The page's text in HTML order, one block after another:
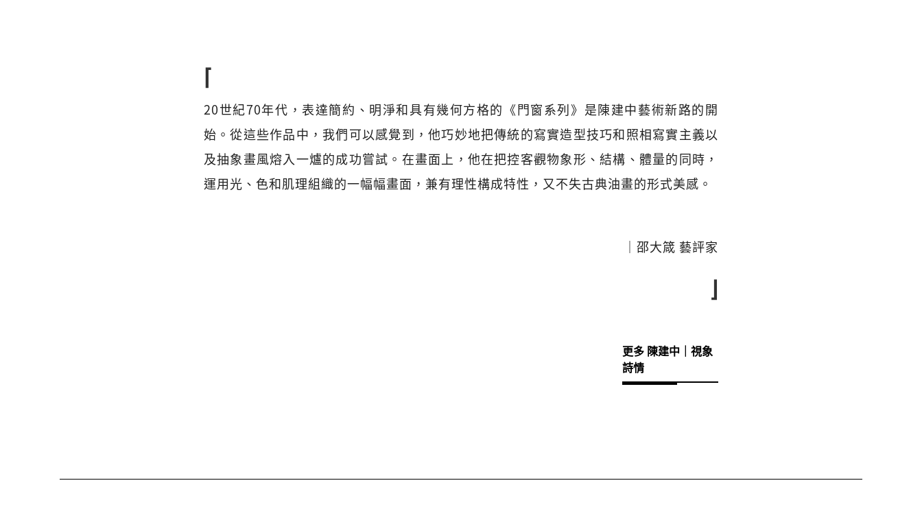
⌈
20世紀70年代，表達簡約、明淨和具有幾何方格的《門窗系列》是陳建中藝術新路的開
始。從這些作品中，我們可以感覺到，他巧妙地把傳統的寫實造型技巧和照相寫實主義以
及抽象畫風熔入一爐的成功嘗試。在畫面上，他在把控客觀物象形、結構、體量的同時，
運用光、色和肌理組織的一幅幅畫面，兼有理性構成特性，又不失古典油畫的形式美感。
｜邵大箴 藝評家
⌋
更多 陳建中｜視象
詩情